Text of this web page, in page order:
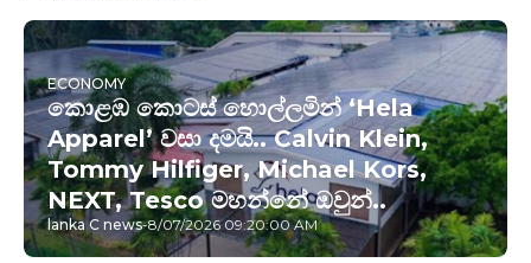
ECONOMY
කොළඹ කොටස් හොල්ලමින් ‘Hela
Apparel’ වසා දමයි.. Calvin Klein,
Tommy Hilfiger, Michael Kors,
NEXT, Tesco මහන්නේ ඔවුන්..
lanka C news-8/07/2026 09:20:00 AM